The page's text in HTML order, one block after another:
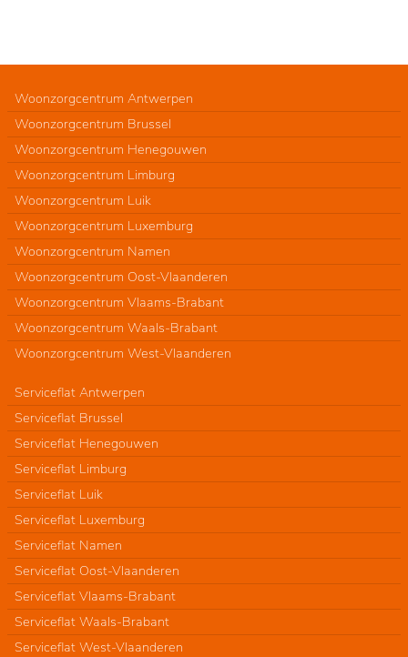
Woonzorgcentrum Antwerpen
Woonzorgcentrum Brussel
Woonzorgcentrum Henegouwen
Woonzorgcentrum Limburg
Woonzorgcentrum Luik
Woonzorgcentrum Luxemburg
Woonzorgcentrum Namen
Woonzorgcentrum Oost-Vlaanderen
Woonzorgcentrum Vlaams-Brabant
Woonzorgcentrum Waals-Brabant
Woonzorgcentrum West-Vlaanderen
Serviceflat Antwerpen
Serviceflat Brussel
Serviceflat Henegouwen
Serviceflat Limburg
Serviceflat Luik
Serviceflat Luxemburg
Serviceflat Namen
Serviceflat Oost-Vlaanderen
Serviceflat Vlaams-Brabant
Serviceflat Waals-Brabant
Serviceflat West-Vlaanderen